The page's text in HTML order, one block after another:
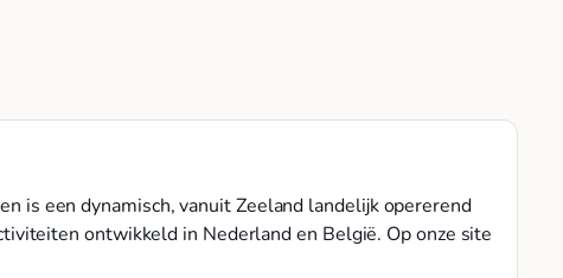
is een dynamisch, vanuit Zeeland landelijk opererend
ontwikkeld in Nederland en België. Op onze site